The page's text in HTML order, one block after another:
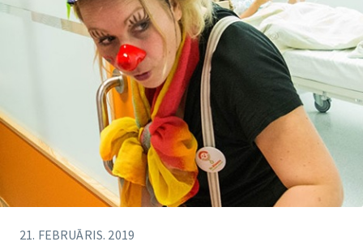
21. FEBRUĀRIS. 2019